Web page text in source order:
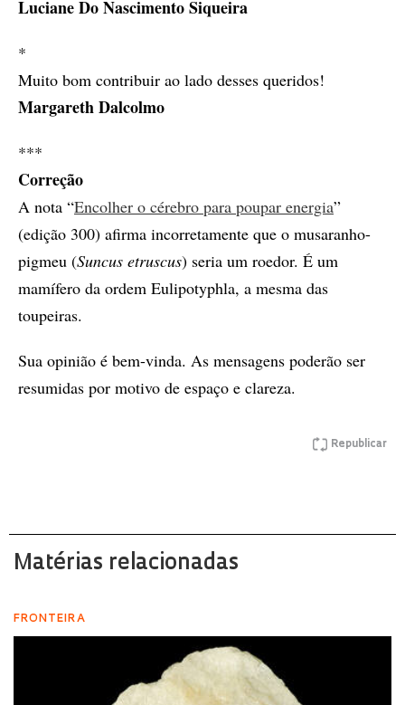
Luciane Do Nascimento Siqueira
*
Muito bom contribuir ao lado desses queridos!
Margareth Dalcolmo
***
Correção
A nota “Encolher o cérebro para poupar energia”
(edição 300) afirma incorretamente que o musaranho-
pigmeu (Suncus etruscus) seria um roedor. É um
mamífero da ordem Eulipotyphla, a mesma das
toupeiras.
Sua opinião é bem-vinda. As mensagens poderão ser
resumidas por motivo de espaço e clareza.
Republicar